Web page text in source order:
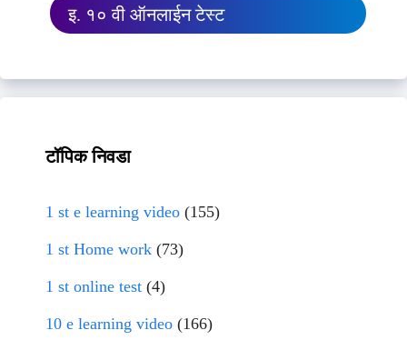
इ. १० वी ऑनलाईन टेस्ट
टॉपिक निवडा
1 st e learning video (155)
1 st Home work (73)
1 st online test (4)
10 e learning video (166)